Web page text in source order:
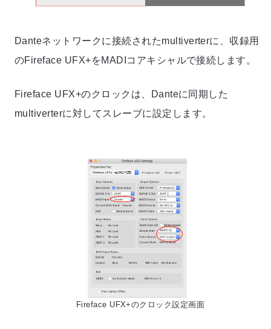
Danteネットワークに接続されたmultiverterに、収録用
のFireface UFX+をMADIコアキシャルで接続します。
Fireface UFX+のクロックは、Danteに同期した
multiverterに対してスレーブに設定します。
Fireface UFX+のクロック設定画面